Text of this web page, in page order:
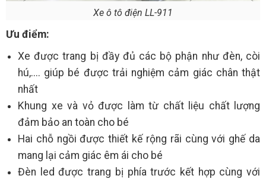
Xe ô tô điện LL-911
Ưu điểm:
Xe được trang bị đầy đủ các bộ phận như đèn, còi
hú,.... giúp bé được trải nghiệm cảm giác chân thật
nhất
Khung xe và vỏ được làm từ chất liệu chất lượng
đảm bảo an toàn cho bé
Hai chỗ ngồi được thiết kế rộng rãi cùng với ghế da
mang lại cảm giác êm ái cho bé
Đèn led được trang bị phía trước kết hợp cùng với